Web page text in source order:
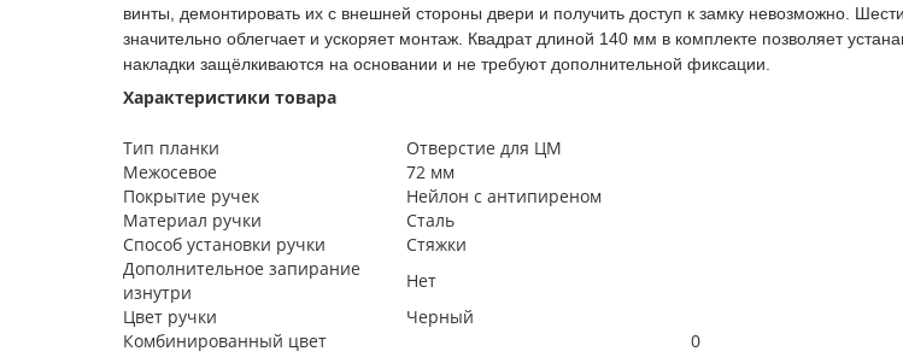
винты, демонтировать их с внешней стороны двери и получить доступ к замку невозможно.
значительно облегчает и ускоряет монтаж. Квадрат длиной 140 мм в комплекте позволяет
накладки защёлкиваются на основании и не требуют дополнительной фиксации.
Характеристики товара
Тип планки
Отверстие для ЦМ
Межосевое
72 мм
Покрытие ручек
Нейлон с антипиреном
Материал ручки
Сталь
Способ установки ручки
Стяжки
Дополнительное запирание
изнутри
Нет
Цвет ручки
Черный
Комбинированный цвет
0